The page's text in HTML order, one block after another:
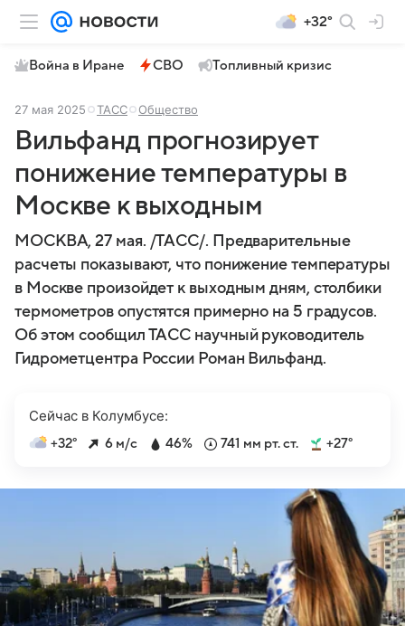
+32°
Война в Иране СВО Топливный кризис
27 мая 2025 ТАСС Общество
Вильфанд прогнозирует
понижение температуры в
Москве к выходным
МОСКВА, 27 мая. /ТАСС/. Предварительные
расчеты показывают, что понижение температуры
в Москве произойдет к выходным дням, столбики
термометров опустятся примерно на 5 градусов.
Об этом сообщил ТАСС научный руководитель
Гидрометцентра России Роман Вильфанд.
Сейчас в Колумбусе:
+32° 6 м/с 46% 741 мм рт. ст. +27°